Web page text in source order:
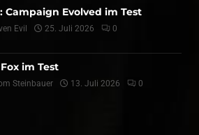
Campaign Evolved im Test
Evil 25. Juli 2026 0
im Test
Steinbauer 13. Juli 2026 0